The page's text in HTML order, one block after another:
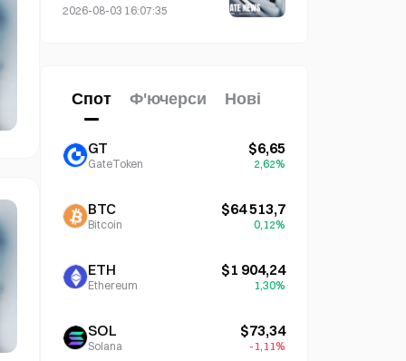
закликають CFTC
2026-08-03 16:07:35
Спот Ф'ючерси Нові
GT
GateToken
$6,65
2,62%
BTC
Bitcoin
$64 513,7
0,12%
ETH
Ethereum
$1 904,24
1,30%
SOL
Solana
$73,34
-1,11%